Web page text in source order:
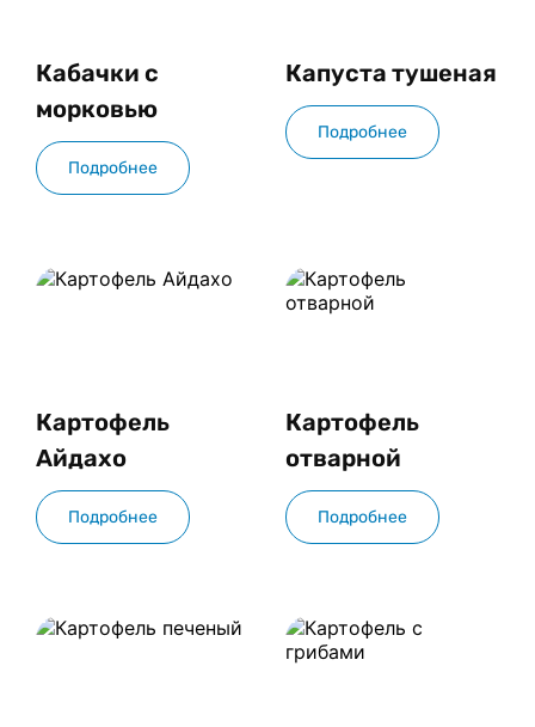
Кабачки с
морковью
Подробнее
Капуста тушеная
Подробнее
Картофель
Айдахо
Подробнее
Картофель
отварной
Подробнее